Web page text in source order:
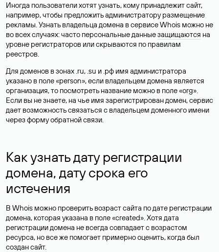
Иногда пользователи хотят узнать, кому принадлежит сайт,
например, чтобы предложить администратору размещение
рекламы. Узнать владельца домена в сервисе Whois можно не
во всех случаях: часто персональные данныезащищаются на
уровне регистраторов или скрываются по правилам
реестров.
Для доменов в зонах .ru, .su и .рф имя администратора
указано в поле «person», если владельцем домена является
организация, то посмотреть название можно в поле «org».
Если вы не знаете, на чье имя зарегистрирован домен, сервис
дает возможность связаться с владельцем доменного имени
через форму обратной связи.
Как узнать дату регистрации
домена, дату срока его
истечения
В Whois можно проверить возраст сайта по дате регистрации
домена, которая указана в поле «created». Хотя дата
регистрации домена не всегда совпадает с возрастом
ресурса, но все же помогает примерно оценить, когда был
создан сайт.